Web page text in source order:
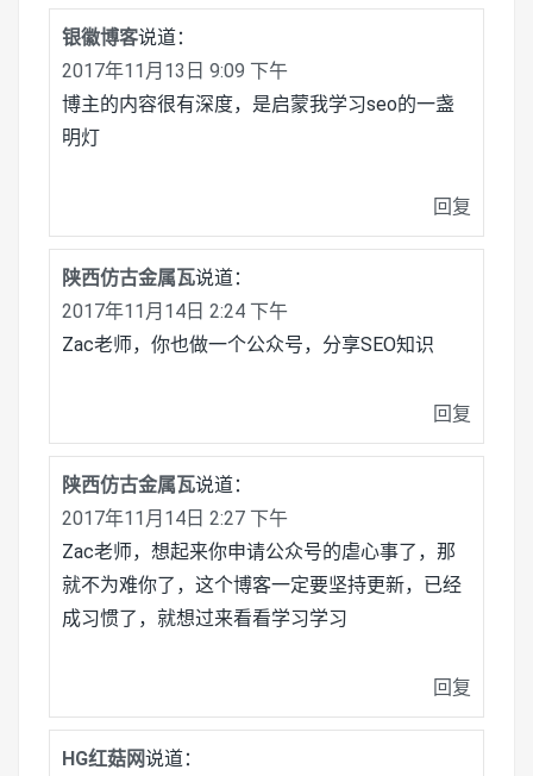
银徽博客说道：
2017年11月13日 9:09 下午
博主的内容很有深度，是启蒙我学习seo的一盏
明灯
回复
陕西仿古金属瓦说道：
2017年11月14日 2:24 下午
Zac老师，你也做一个公众号，分享SEO知识
回复
陕西仿古金属瓦说道：
2017年11月14日 2:27 下午
Zac老师，想起来你申请公众号的虐心事了，那
就不为难你了，这个博客一定要坚持更新，已经
成习惯了，就想过来看看学习学习
回复
HG红菇网说道：